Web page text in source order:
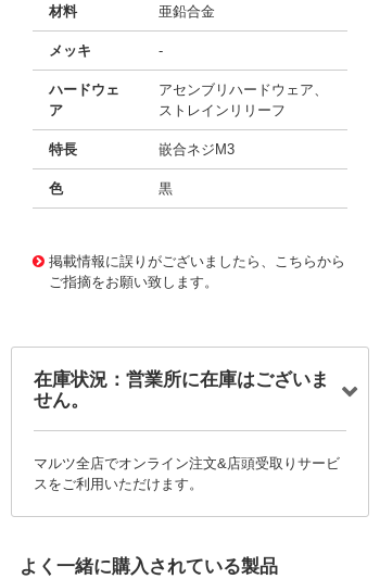
材料 亜鉛合金
メッキ -
ハードウェ
ア
アセンブリハードウェア、
ストレインリリーフ
特長 嵌合ネジM3
色 黒
掲載情報に誤りがございましたら、こちらから
ご指摘をお願い致します。
在庫状況：営業所に在庫はございま
せん。
マルツ全店でオンライン注文&店頭受取りサービ
スをご利用いただけます。
よく一緒に購入されている製品